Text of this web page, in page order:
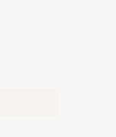
lượng